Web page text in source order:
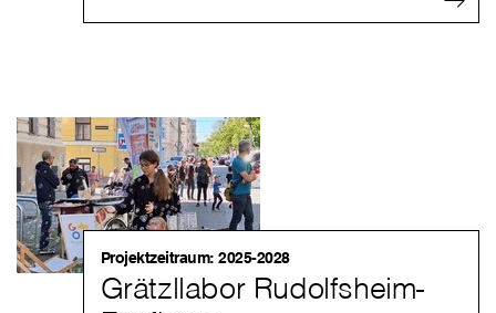
Projektzeitraum: 2025-2028
Grätzllabor Rudolfsheim-